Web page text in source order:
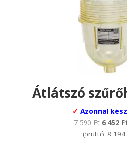
Átlátszó
✓ Azonnal
7 590Ft Original
price
6 452 Ft
(bruttó: 8 194